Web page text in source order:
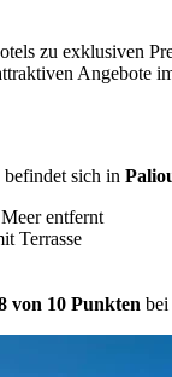
zu exklusiven
Angebote
befindet sich in
entfernt
Terrasse
von 10 Punkten bei